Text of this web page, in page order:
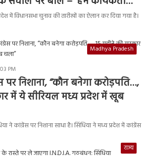
में विधानसभा चुनाव की तारीखों का ऐलान कर दिया गया है।
Madhya Pradesh
PM
पर निशाना, “कौन बनेगा करोड़पति…,
में ये सीरियल मध्य प्रदेश में खूब
ने कांग्रेंस पर निशाना साधा है। सिंधिया ने मध्य प्रदेश में कांग्रेंस
राज्य